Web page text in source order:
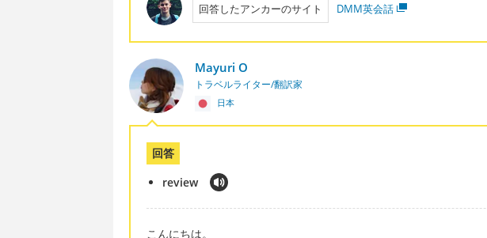
回答したアンカーのサイト DMM英会話
Mayuri O
トラベルライター/翻訳家
日本
回答
review
こんにちは。